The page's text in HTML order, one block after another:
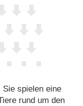
Sie spielen eine
rund um den